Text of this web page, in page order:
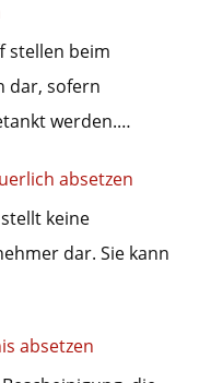
stellen beim
dar, sofern
werden.…
absetzen
keine
dar. Sie kann
absetzen